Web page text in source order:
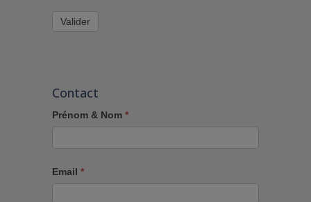
Valider
Contact
Prénom & Nom *
Email *